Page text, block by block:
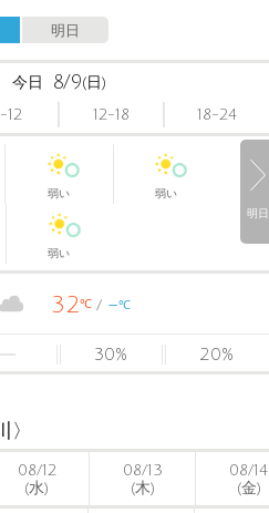
明日
明日
今日 8/9(日)
12 12-18 18-24
弱い 弱い
弱い
32℃ -℃
30% 20%
08/12
(水)
08/13
(木)
08/14
(金)